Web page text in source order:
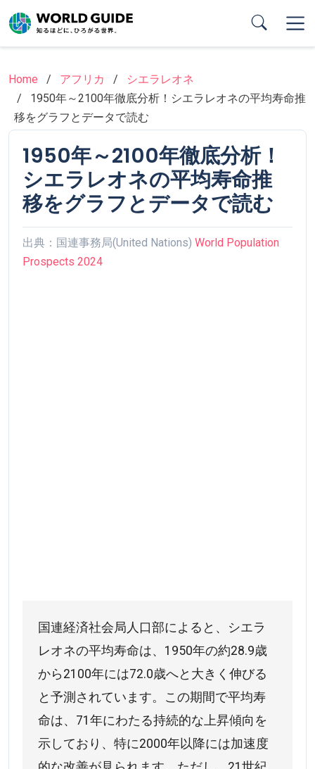
to
main
Home
アフリカ
シエラレオネ
1950年～2100年徹底分析！シエラレオネの平均寿命推
移をグラフとデータで読む
1950年～2100年徹底分析！
シエラレオネの平均寿命推
移をグラフとデータで読む
出典：国連事務局(United Nations)World Population
Prospects 2024
国連経済社会局人口部によると、シエラ
レオネの平均寿命は、1950年の約28.9歳
から2100年には72.0歳へと大きく伸びる
と予測されています。この期間で平均寿
命は、71年にわたる持続的な上昇傾向を
示しており、特に2000年以降には加速度